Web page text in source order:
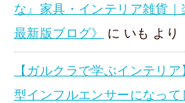
な』家具・インテリア雑貨
最新版ブログ》
に いも より
【ガルクラで学ぶインテリ
型インフルエンサーになっ